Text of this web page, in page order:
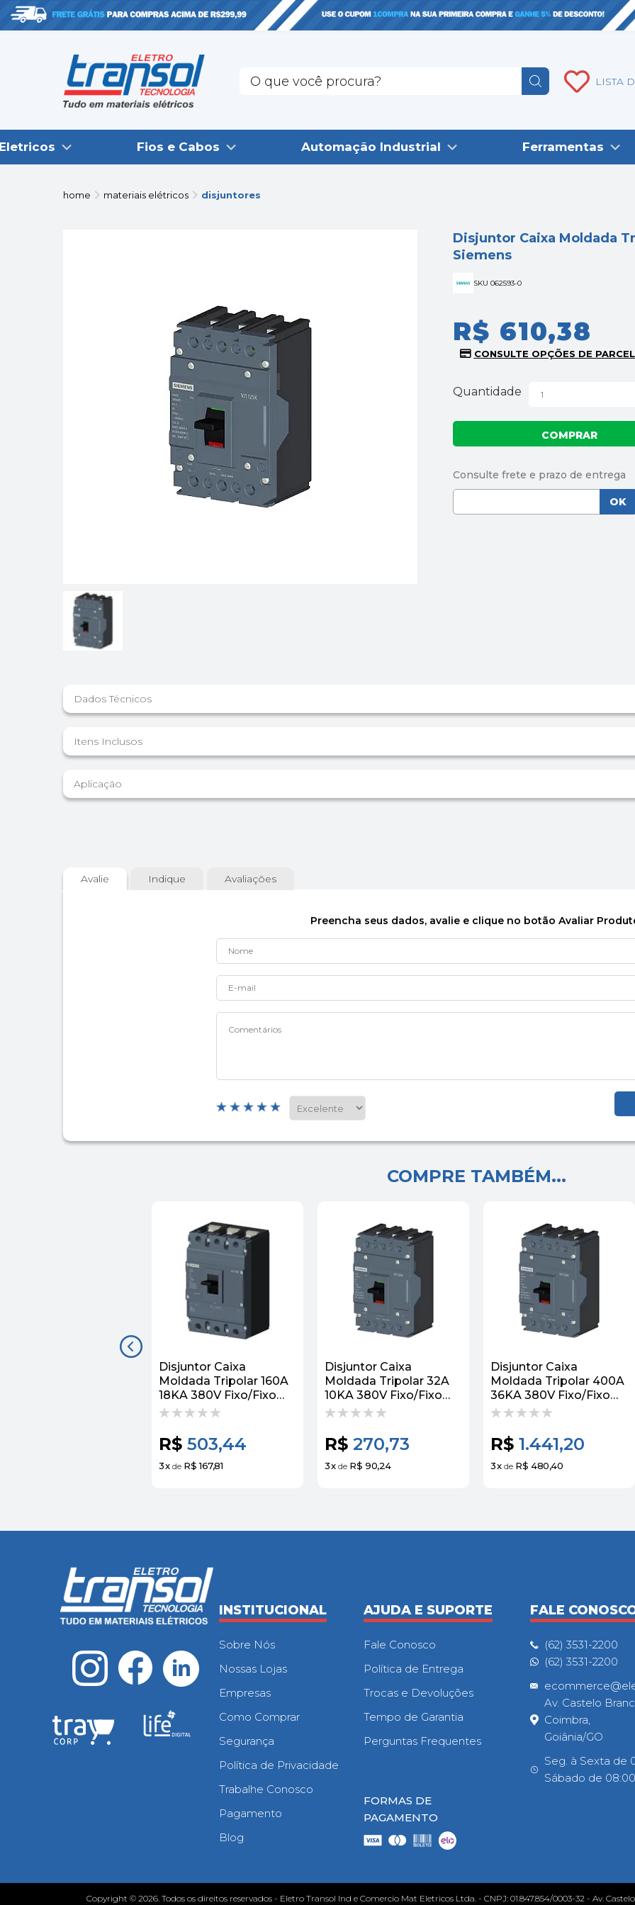
LISTA
Fios e Cabos Automação Industrial Ferramentas
home materiais elétricos disjuntores
Disjuntor Caixa Moldada
Siemens
SKU 062593-0
R$ 610,38
Quantidade
Dados Técnicos
Itens Inclusos
Aplicação
Avalie Indique Avaliações
Preencha seus dados, avalie e clique no botão Avaliar
COMPRE TAMBÉM...
Disjuntor Caixa
Moldada Tripolar 160A
18KA 380V Fixo/Fixo
3VJ12 Siemens
R$ 503,44
3x de R$ 167,81
Disjuntor Caixa
Moldada Tripolar 32A
10KA 380V Fixo/Fixo
3VJ10 Siemens
R$ 270,73
3x de R$ 90,24
Disjuntor Caixa
Moldada Tripolar 400A
36KA 380V Fixo/Fixo
3VJ13 Siemens
R$ 1.441,20
3x de R$ 480,40
INSTITUCIONAL
Sobre Nós
Nossas Lojas
Empresas
Como Comprar
Segurança
Política de Privacidade
Trabalhe Conosco
Pagamento
Blog
AJUDA E SUPORTE
Fale Conosco
Política de Entrega
Trocas e Devoluções
Tempo de Garantia
Perguntas Frequentes
FORMAS DE
PAGAMENTO
FALE
(62) 3531-2200
(62) 3531-2200
Av. Castelo
Coimbra,
Goiânia/GO
Seg. à Sexta de
Sábado de
Copyright © 2026. Todos os direitos reservados - Eletro Transol Ind e Comercio Mat Eletricos Ltda. - CNPJ: 01.847.854/0003-32 - Av.